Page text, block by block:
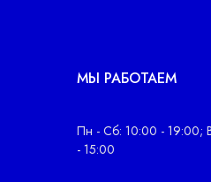
МЫ РАБОТАЕМ
Пн - Сб: 10:00 - 19:00;
- 15:00